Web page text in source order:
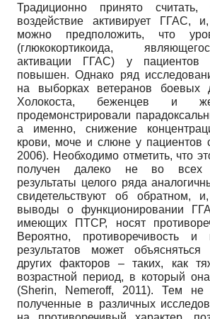
Традиционно принято считать,
воздействие активирует ГГАС,
можно предположить, что
(глюкокортикоида,
активации ГГАС) у
повышен. Однако ряд
на выборках ветеранов боевых
Холокоста, беженцев и
продемонстрировали
а именно, снижение
крови, моче и слюне у
2006). Необходимо отметить, что
получен далеко не во всех
результаты целого ряда
свидетельствуют об обратном,
выводы о функционировании
имеющих ПТСР, носят
Вероятно, противоречивость и
результатов может
других факторов – таких, как
возрастной период, в который
(Sherin, Nemeroff, 2011). Тем
полученные в различных